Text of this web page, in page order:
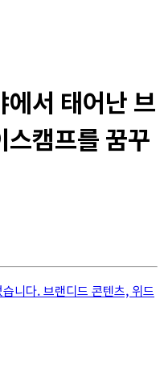
서 태어난 브
스캠프를 꿈꾸
니다. 브랜디드 콘텐츠, 위드